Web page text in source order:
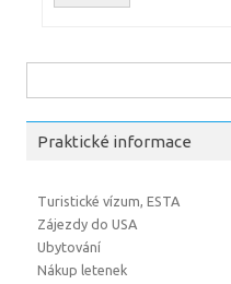
Praktické informace
Turistické vízum, ESTA
Zájezdy do USA
Ubytování
Nákup letenek